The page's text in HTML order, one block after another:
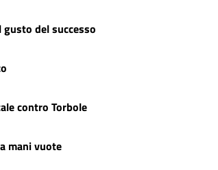
del successo
contro Torbole
mani vuote